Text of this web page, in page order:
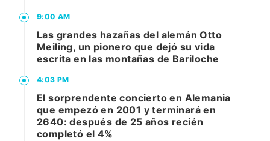
9:00 AM
Las grandes hazañas del alemán Otto
Meiling, un pionero que dejó su vida
escrita en las montañas de Bariloche
4:03 PM
El sorprendente concierto en Alemania
que empezó en 2001 y terminará en
2640: después de 25 años recién
completó el 4%